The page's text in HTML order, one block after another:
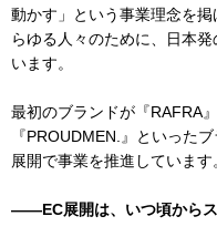
動かす」という事業理念を
らゆる人々のために、日本
います。
最初のブランドが『RAFRA
『PROUDMEN.』といった
展開で事業を推進しています
――EC展開は、いつ頃から